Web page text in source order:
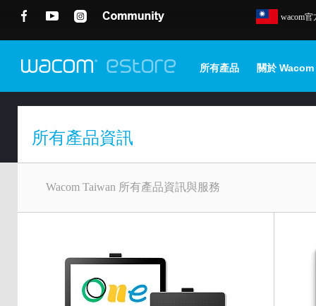
wacom
所有產品 關於 Wacom
所有產品資訊
Wacom Taiwan 所有產品資訊與服務